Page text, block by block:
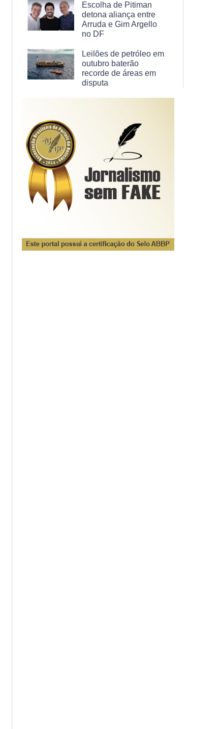
Escolha de Pitiman
detona aliança entre
Arruda e Gim Argello
no DF
Leilões de petróleo em
outubro baterão
recorde de áreas em
disputa